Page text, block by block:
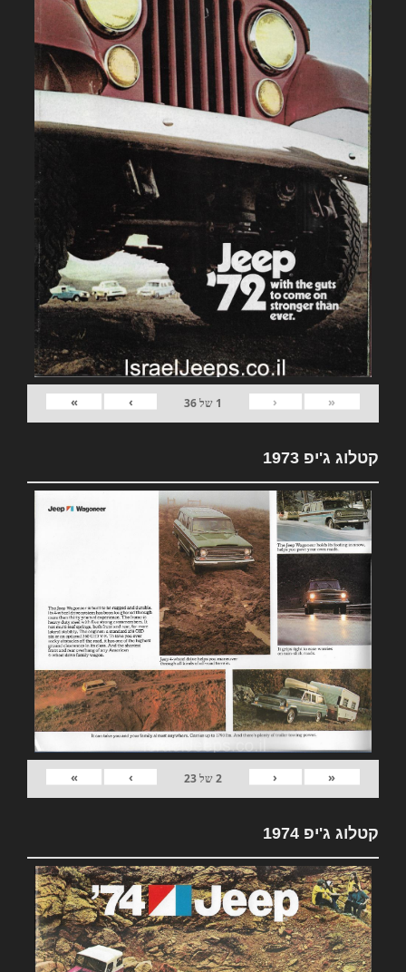
«
‹
1 של36
›
»
קטלוג ג'יפ 1973
«
‹
2של23
›
»
קטלוג ג'יפ 1974